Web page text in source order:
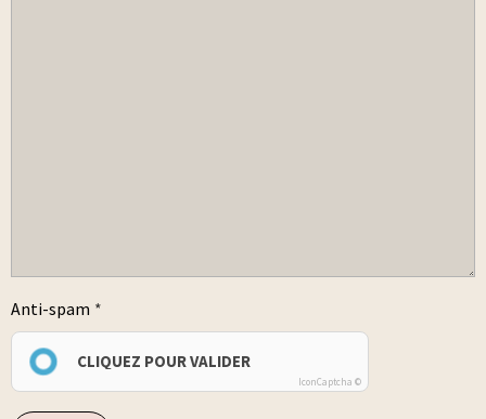
Anti-spam
CLIQUEZ POUR VALIDER
IconCaptcha ©